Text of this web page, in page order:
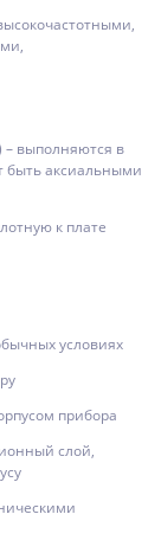
выполняются в
быть аксиальными
к плате
условиях
прибора
слой,